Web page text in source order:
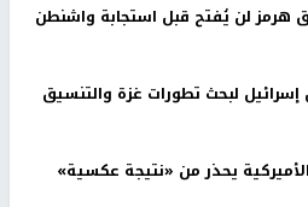
هرمز لن يُفتح قبل استجابة واشنطن
لبحث تطورات غزة والتنسيق
يحذر من «نتيجة عكسية»